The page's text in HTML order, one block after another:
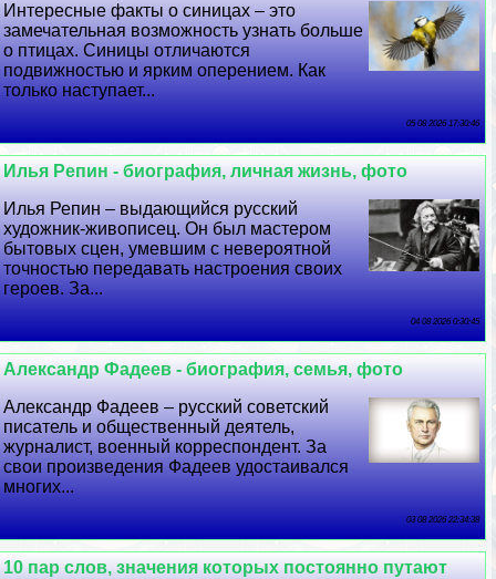
Интересные факты о синицах – это
замечательная возможность узнать больше
о птицах. Синицы отличаются
подвижностью и ярким оперением. Как
только наступает...
05 08 2026 17:30:46
Илья Репин - биография, личная жизнь, фото
Илья Репин – выдающийся русский
художник-живописец. Он был мастером
бытовых сцен, умевшим с невероятной
точностью передавать настроения своих
героев. За...
04 08 2026 0:30:45
Александр Фадеев - биография, семья, фото
Александр Фадеев – русский советский
писатель и общественный деятель,
журналист, военный корреспондент. За
свои произведения Фадеев удостаивался
многих...
03 08 2026 22:34:38
10 пар слов, значения которых постоянно путают